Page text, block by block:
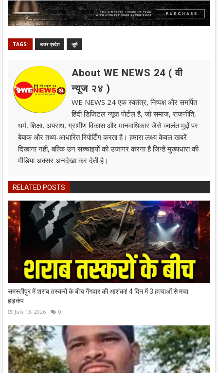
TAGS: उत्तर प्रदेश जुर्म
About WE NEWS 24 ( वी
न्यूज २४ )
WE NEWS 24 एक स्वतंत्र, निष्पक्ष और समर्पित
हिंदी डिजिटल न्यूज़ पोर्टल है, जो समाज, राजनीति,
धर्म, शिक्षा, अपराध, ग्रामीण विकास और मानवाधिकार जैसे ज्वलंत मुद्दों पर
बेबाक और तथ्य-आधारित रिपोर्टिंग करता है। हमारा लक्ष्य केवल खबरें
दिखाना नहीं, बल्कि उन सच्चाइयों को उजागर करना है जिन्हें मुख्यधारा की
मीडिया अक्सर अनदेखा कर देती है।
RELATED POSTS
समस्तीपुर में शराब तस्करों के बीच गैंगवार की आशंका! 4 दिन में 3 हत्याओं से मचा
हड़कंप
July 13, 2026 0